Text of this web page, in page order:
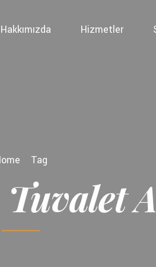
Hakkımızda Hizmetler
Tag